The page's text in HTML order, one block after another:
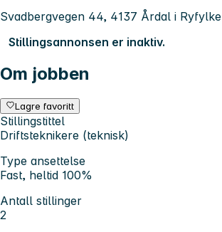
Svadbergvegen 44, 4137 Årdal i Ryfylke
Stillingsannonsen er inaktiv.
Om jobben
Lagre favoritt
Stillingstittel
Driftsteknikere (teknisk)
Type ansettelse
Fast, heltid 100%
Antall stillinger
2